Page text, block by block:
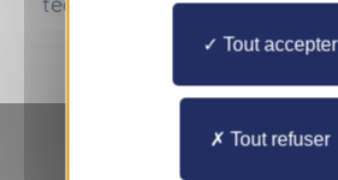
Tout accepter
Tout refuser